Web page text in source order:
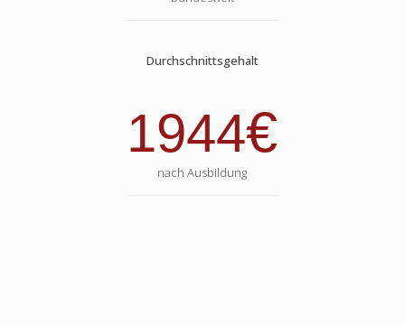
Durchschnittsgehalt
1944€
nach Ausbildung